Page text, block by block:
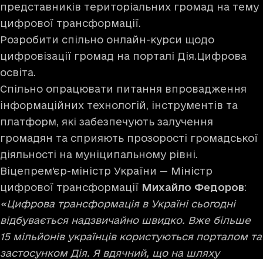
представників територіальних громад на тему
цифрової трансформації.
Розробити спільно онлайн-курси щодо
цифровізації громад на порталі Дія.Цифрова
освіта.
Спільно опрацювати питання впровадження
інформаційних технологій, інструментів та
платформ, які забезпечують залучення
громадян та сприяють прозорості громадської
діяльності на муніципальному рівні.
Віцепрем'єр-міністр України — Міністр
цифрової трансформації Михайло Федоров:
«Цифрова трансформація в Україні сьогодні
відбувається надзвичайно швидко. Вже більше
15 мільйонів українців користуються порталом та
застосунком Дія. Я вдячний, що на шляху